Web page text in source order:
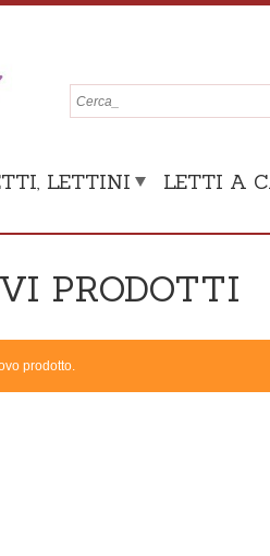
LETTINI
LETTI A
PRODOTTI
prodotto.